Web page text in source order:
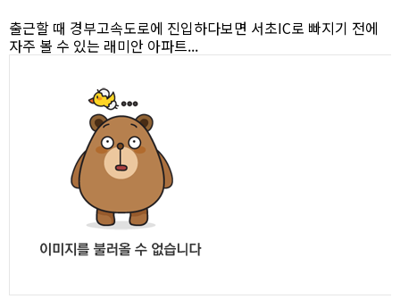
출근할 때 경부고속도로에 진입하다보면 서초IC로 빠지기 전에
자주 볼 수 있는 래미안 아파트...